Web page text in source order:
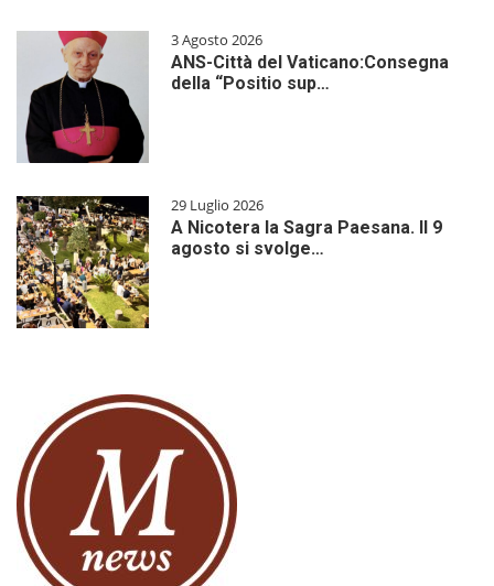
3 Agosto 2026
ANS-Città del Vaticano:Consegna
della “Positio sup…
29 Luglio 2026
A Nicotera la Sagra Paesana. Il 9
agosto si svolge…